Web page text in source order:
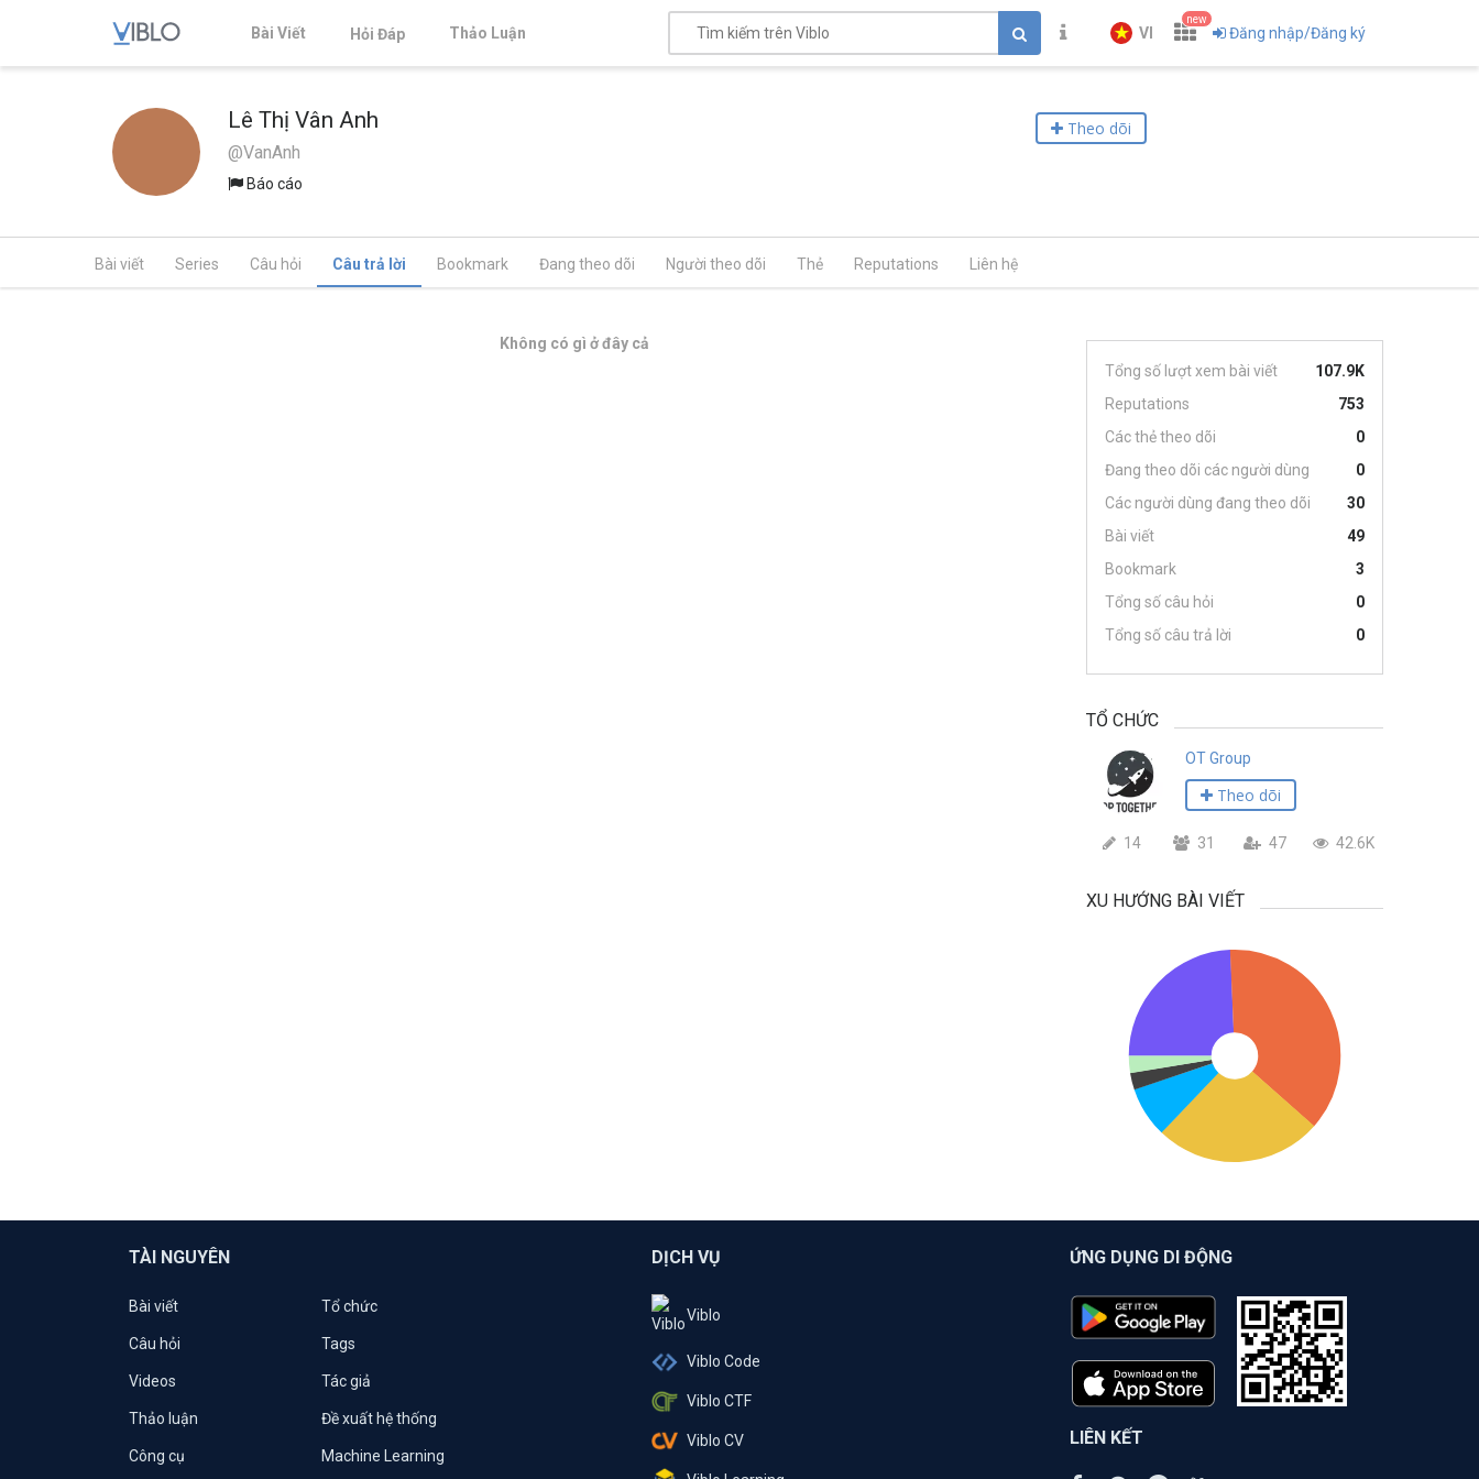
Bài Viết Hỏi Đáp Thảo Luận VI
new
Đăng nhập/Đăng ký
Lê Thị Vân Anh
@VanAnh
Báo cáo
Theo dõi
Bài viết Series Câu hỏi Câu trả lời Bookmark Đang theo dõi Người theo dõi Thẻ Reputations Liên hệ
Không có gì ở đây cả
Tổng số lượt xem bài viết
107.9K
Reputations
753
Các thẻ theo dõi
0
Đang theo dõi các người dùng
0
Các người dùng đang theo dõi
30
Bài viết
49
Bookmark
3
Tổng số câu hỏi
0
Tổng số câu trả lời
0
TỔ CHỨC
OT Group
Theo dõi
14 31 47 42.6K
XU HƯỚNG BÀI VIẾT
TÀI NGUYÊN
Bài viết Tổ chức
Câu hỏi Tags
Videos Tác giả
Thảo luận Đề xuất hệ thống
Công cụ Machine Learning
DỊCH VỤ
Viblo
Viblo Code
Viblo CTF
Viblo CV
ỨNG DỤNG DI ĐỘNG
LIÊN KẾT